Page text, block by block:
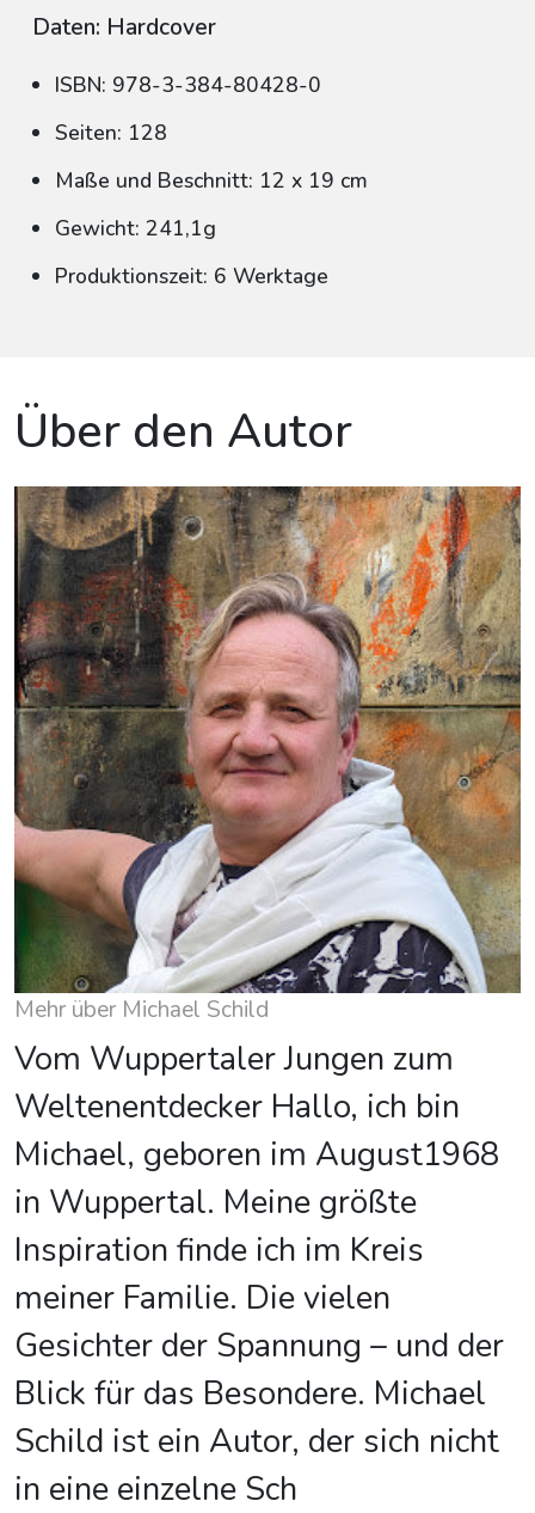
Daten: Hardcover
ISBN: 978-3-384-80428-0
Seiten: 128
Maße und Beschnitt: 12 x 19 cm
Gewicht: 241,1g
Produktionszeit: 6 Werktage
Über den Autor
Mehr über Michael Schild
Vom Wuppertaler Jungen zum
Weltenentdecker Hallo, ich bin
Michael, geboren im August1968
in Wuppertal. Meine größte
Inspiration finde ich im Kreis
meiner Familie. Die vielen
Gesichter der Spannung – und der
Blick für das Besondere. Michael
Schild ist ein Autor, der sich nicht
in eine einzelne Sch